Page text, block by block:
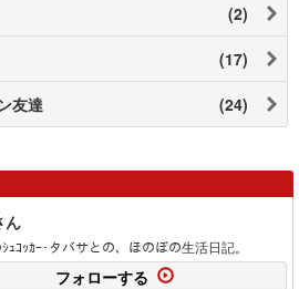
(2)
(17)
友達 (24)
ん
ｭｺｯｶｰ･タバサとの、ほのぼの生活日記。
フォローする